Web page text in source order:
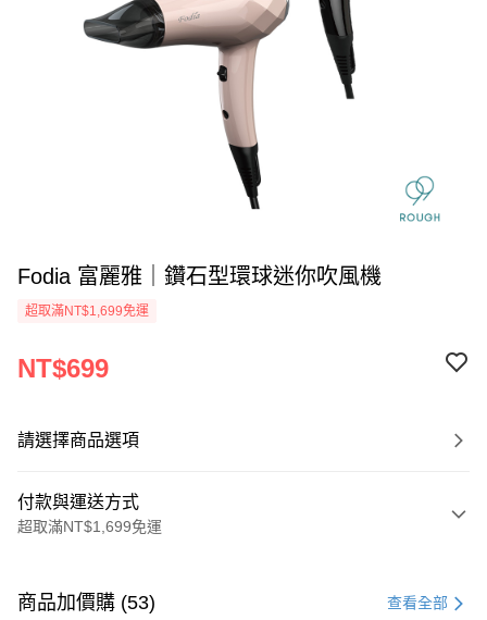
Fodia 富麗雅｜鑽石型環球迷你吹風機
超取滿NT$1,699免運
NT$699
請選擇商品選項
付款與運送方式
超取滿NT$1,699免運
信用卡一次付款
商品加價購 (53) 查看全部